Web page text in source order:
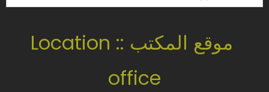
في
موقع المكتب :: Location
office